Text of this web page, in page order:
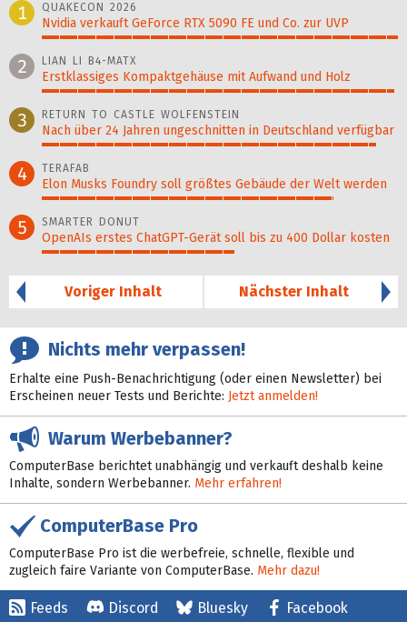
1
QUAKECON 2026
Nvidia verkauft GeForce RTX 5090 FE und Co. zur UVP
2 LIAN LI B4-MATX
Erstklassiges Kompaktgehäuse mit Aufwand und Holz
3 RETURN TO CASTLE WOLFENSTEIN
Nach über 24 Jahren ungeschnitten in Deutschland verfügbar
4 TERAFAB
Elon Musks Foundry soll größ­tes Gebäude der Welt werden
5 SMARTER DONUT
OpenAIs erstes ChatGPT-Gerät soll bis zu 400 Dollar kosten
Voriger Inhalt
Nächster Inhalt
Nichts mehr verpassen!
Erhalte eine Push-Benachrichtigung (oder einen Newsletter) bei
Erscheinen neuer Tests und Berichte: Jetzt anmelden!
Warum Werbebanner?
ComputerBase berichtet unabhängig und verkauft deshalb keine
Inhalte, sondern Werbebanner. Mehr erfahren!
ComputerBase Pro
ComputerBase Pro ist die werbefreie, schnelle, flexible und
zugleich faire Variante von ComputerBase. Mehr dazu!
Feeds Discord Bluesky Facebook